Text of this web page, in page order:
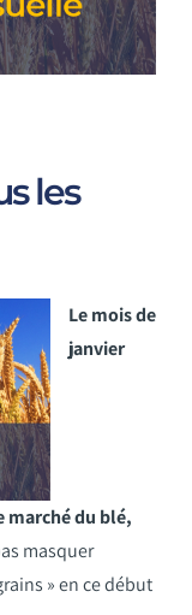
les
Le mois de
janvier
marché du blé,
masquer
» en ce début